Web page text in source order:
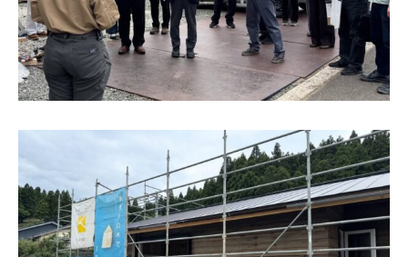
〒941-0062 新潟県糸魚川市中央2-4-2
025-552-0456 (本社)
0120-470-456 (フリーダイヤル)
上越店
〒942-0072 新潟県上越市栄町2-11-40 1F
025-530-6711 (上越店)
0120-696-711 (フリーダイヤル)